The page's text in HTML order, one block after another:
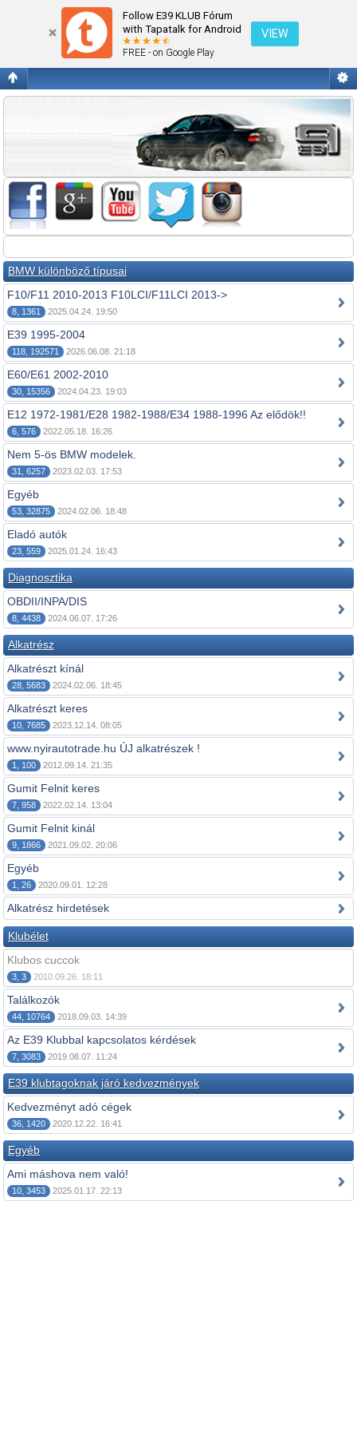
Follow E39 KLUB Fórum
with Tapatalk for Android
FREE - on Google Play
VIEW
Fórum kezdőlap megtekintése
BMW különböző típusai
F10/F11 2010-2013 F10LCI/F11LCI 2013->
8, 1361 2025.04.24. 19:50
E39 1995-2004
118, 192571 2026.06.08. 21:18
E60/E61 2002-2010
30, 15356 2024.04.23. 19:03
E12 1972-1981/E28 1982-1988/E34 1988-1996 Az elődök!!
6, 576 2022.05.18. 16:26
Nem 5-ös BMW modelek.
31, 6257 2023.02.03. 17:53
Egyéb
53, 32875 2024.02.06. 18:48
Eladó autók
23, 559 2025.01.24. 16:43
Diagnosztika
OBDII/INPA/DIS
8, 4438 2024.06.07. 17:26
Alkatrész
Alkatrészt kínál
28, 5683 2024.02.06. 18:45
Alkatrészt keres
10, 7685 2023.12.14. 08:05
www.nyirautotrade.hu ÚJ alkatrészek !
1, 100 2012.09.14. 21:35
Gumit Felnit keres
7, 958 2022.02.14. 13:04
Gumit Felnit kinál
9, 1866 2021.09.02. 20:06
Egyéb
1, 26 2020.09.01. 12:28
Alkatrész hirdetések
Klubélet
Klubos cuccok
3, 3 2010.09.26. 18:11
Találkozók
44, 10764 2018.09.03. 14:39
Az E39 Klubbal kapcsolatos kérdések
7, 3083 2019.08.07. 11:24
E39 klubtagoknak járó kedvezmények
Kedvezményt adó cégek
36, 1420 2020.12.22. 16:41
Egyéb
Ami máshova nem való!
10, 3453 2025.01.17. 22:13